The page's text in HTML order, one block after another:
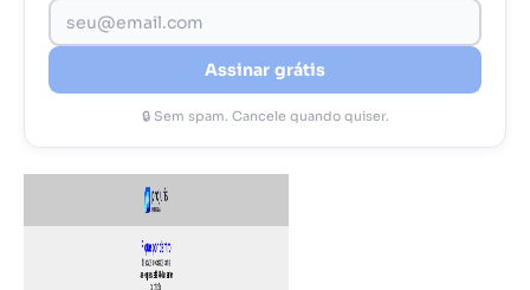
Assinar grátis
🔒 Sem spam. Cancele quando quiser.